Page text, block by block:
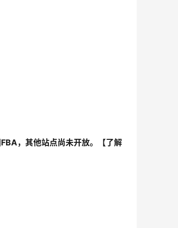
FBA，其他站点尚未开放。【了解